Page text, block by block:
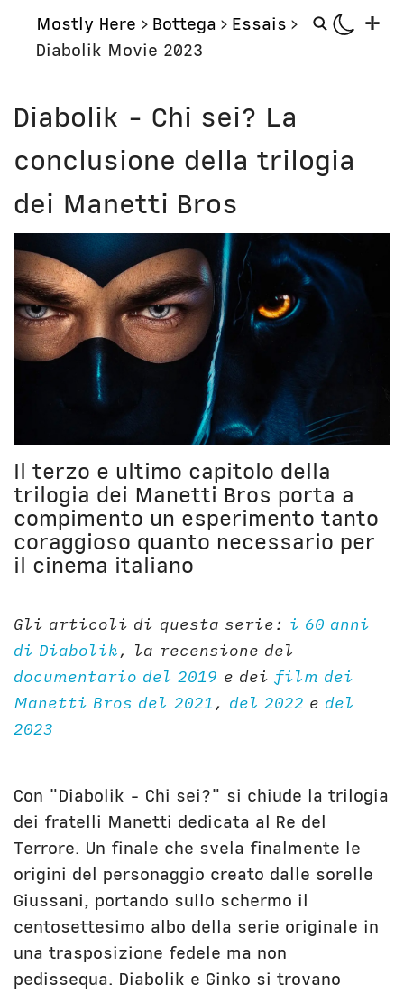
Mostly Here > Bottega > Essais >
Diabolik Movie 2023
+
Mostly
Mostly Friends
Mostly Weekly
Storie
Aerei
Orologi
Libri
Il Culto della Mela
Narrazioni
Lavori in corso
Bottega
Digito Ergo Sum
Domenica Internet
Nausicaa
Corsi
In terza persona
English Bio
Diabolik - Chi sei? La
conclusione della trilogia
dei Manetti Bros
Il terzo e ultimo capitolo della
trilogia dei Manetti Bros porta a
compimento un esperimento tanto
coraggioso quanto necessario per
il cinema italiano
Gli articoli di questa serie: i 60 anni
di Diabolik, la recensione del
documentario del 2019 e deifilm dei
Manetti Bros del 2021 , del 2022 e del
2023
Con "Diabolik - Chi sei?" si chiude la trilogia
dei fratelli Manetti dedicata al Re del
Terrore. Un finale che svela finalmente le
origini del personaggio creato dalle sorelle
Giussani, portando sullo schermo il
centosettesimo albo della serie originale in
una trasposizione fedele ma non
pedissequa. Diabolik e Ginko si trovano